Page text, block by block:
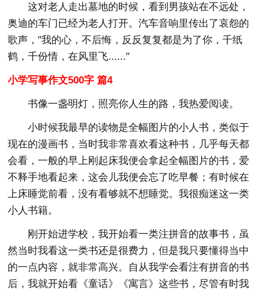
这对老人走出墓地的时候，看到男孩站在不远处，
奥迪的车门已经为老人打开。汽车音响里传出了哀怨的
歌声，"我的心，不后悔，反反复复都是为了你，千纸
鹤，千份情，在风里飞......"
小学写事作文500字 篇4
书像一盏明灯，照亮你人生的路，我热爱阅读。
小时候我最早的读物是全幅图片的小人书，类似于
现在的漫画书，当时我非常喜欢看这种书，几乎每天都
会看，一般的早上刚起床我便会拿起全幅图片的书，爱
不释手地看起来，这会儿我便会忘了吃早餐；有时候在
上床睡觉前看，没有看够就不想睡觉。我很痴迷这一类
小人书籍。
刚开始进学校，我开始看一类注拼音的故事书，虽
然当时我看这一类书还是很费力，但是我只要懂得当中
的一点内容，就非常高兴。自从我学会看注有拼音的书
后，我就开始看《童话》《寓言》这些书，尽管有时我